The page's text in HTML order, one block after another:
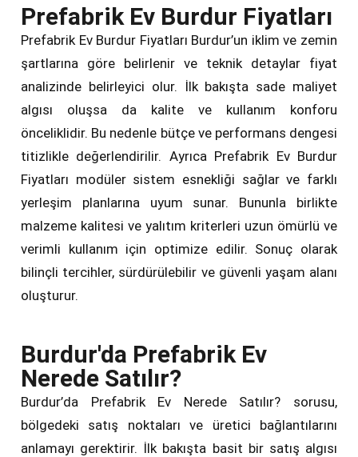
Prefabrik Ev Burdur Fiyatları
Prefabrik Ev Burdur Fiyatları Burdur’un iklim ve zemin
şartlarına göre belirlenir ve teknik detaylar fiyat
analizinde belirleyici olur. İlk bakışta sade maliyet
algısı oluşsa da kalite ve kullanım konforu
önceliklidir. Bu nedenle bütçe ve performans dengesi
titizlikle değerlendirilir. Ayrıca Prefabrik Ev Burdur
Fiyatları modüler sistem esnekliği sağlar ve farklı
yerleşim planlarına uyum sunar. Bununla birlikte
malzeme kalitesi ve yalıtım kriterleri uzun ömürlü ve
verimli kullanım için optimize edilir. Sonuç olarak
bilinçli tercihler, sürdürülebilir ve güvenli yaşam alanı
oluşturur.
Burdur'da Prefabrik Ev
Nerede Satılır?
Burdur’da Prefabrik Ev Nerede Satılır? sorusu,
bölgedeki satış noktaları ve üretici bağlantılarını
anlamayı gerektirir. İlk bakışta basit bir satış algısı